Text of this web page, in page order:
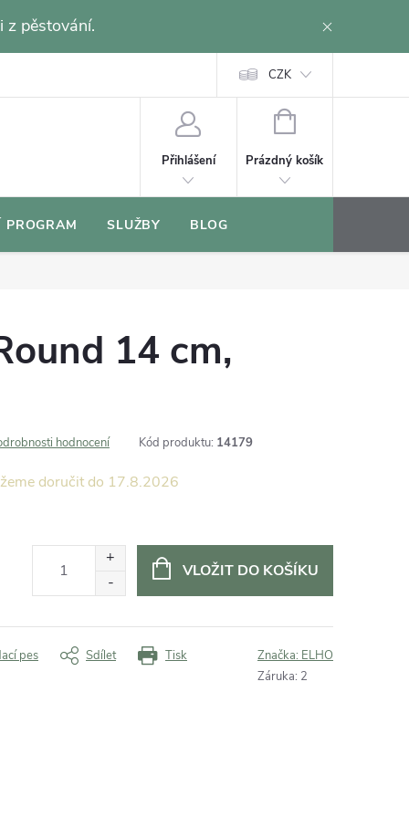
z pěstování.
CZK
Přihlášení
NÁKUPNÍ
Prázdný košík
PROGRAM SLUŽBY BLOG
14 cm,
hodnocení Kód produktu: 14179
17.8.2026
VLOŽIT DO KOŠÍKU
Tisk
pes Sdílet Značka: ELHO
Záruka: 2